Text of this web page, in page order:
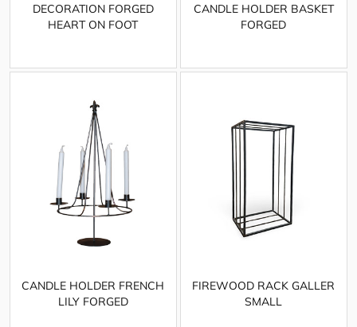
DECORATION FORGED
HEART ON FOOT
CANDLE HOLDER BASKET
FORGED
CANDLE HOLDER FRENCH
LILY FORGED
FIREWOOD RACK GALLER
SMALL